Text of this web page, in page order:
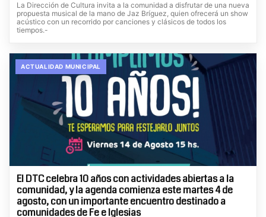
La Dirección de Cultura invita a la comunidad a disfrutar de una nueva
propuesta musical de la mano de Jaz Bríguez, quien ofrecerá un show
acústico con un recorrido por canciones y clásicos de todos los
tiempos.-
ACTUALIDAD MUNICIPAL
El DTC celebra 10 años con actividades abiertas a la
comunidad, y la agenda comienza este martes 4 de
agosto, con un importante encuentro destinado a
comunidades de Fe e Iglesias